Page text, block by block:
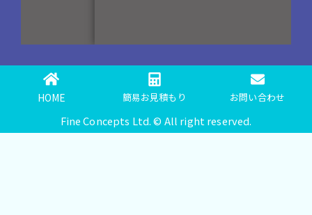
HOME 簡易お見積もり お問い合わせ
Fine Concepts Ltd. © All right reserved.